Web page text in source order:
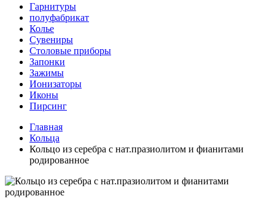
Гарнитуры
полуфабрикат
Колье
Сувениры
Столовые приборы
Запонки
Зажимы
Ионизаторы
Иконы
Пирсинг
Главная
Кольца
Кольцо из серебра с нат.празиолитом и фианитами
родированное